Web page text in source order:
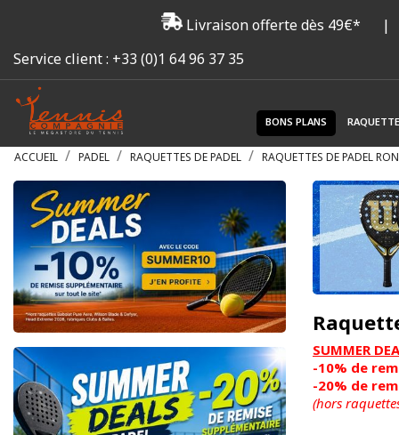
Livraison offerte dès 49€*
|
Service client : +33 (0)1 64 96 37 35
BONS PLANS
ACCUEIL PADEL RAQUETTES DE PADEL RAQUETTES DE PADEL
SUMMER
-10% de
-20% de
(hors